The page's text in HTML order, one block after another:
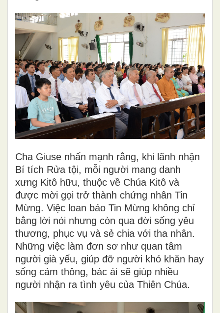
Cha Giuse nhấn mạnh rằng, khi lãnh nhận
Bí tích Rửa tội, mỗi người mang danh
xưng Kitô hữu, thuộc về Chúa Kitô và
được mời gọi trở thành chứng nhân Tin
Mừng. Việc loan báo Tin Mừng không chỉ
bằng lời nói nhưng còn qua đời sống yêu
thương, phục vụ và sẻ chia với tha nhân.
Những việc làm đơn sơ như quan tâm
người già yếu, giúp đỡ người khó khăn hay
sống cảm thông, bác ái sẽ giúp nhiều
người nhận ra tình yêu của Thiên Chúa.